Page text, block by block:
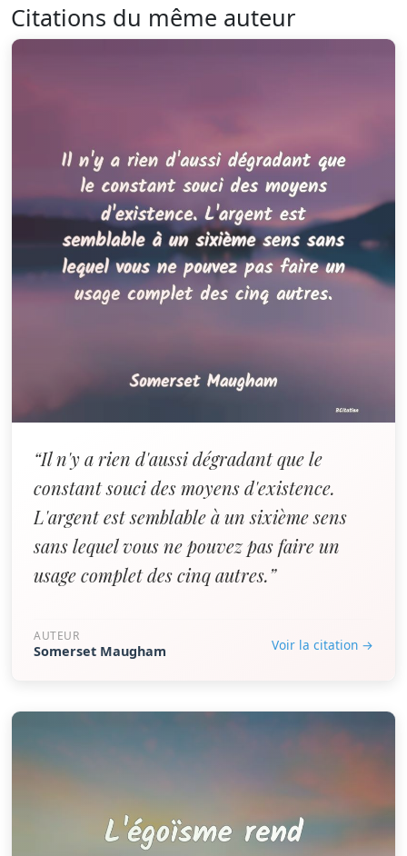
Citations du même auteur
“Il n'y a rien d'aussi dégradant que le
constant souci des moyens d'existence.
L'argent est semblable à un sixième sens
sans lequel vous ne pouvez pas faire un
usage complet des cinq autres.”
AUTEUR
Somerset Maugham Voir la citation →